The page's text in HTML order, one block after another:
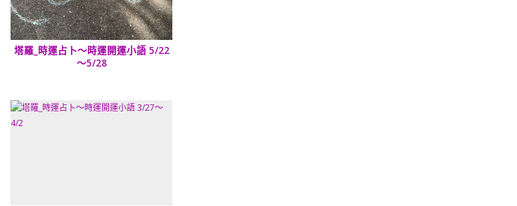
塔羅_時運占卜～時運開運小語 5/22
～5/28